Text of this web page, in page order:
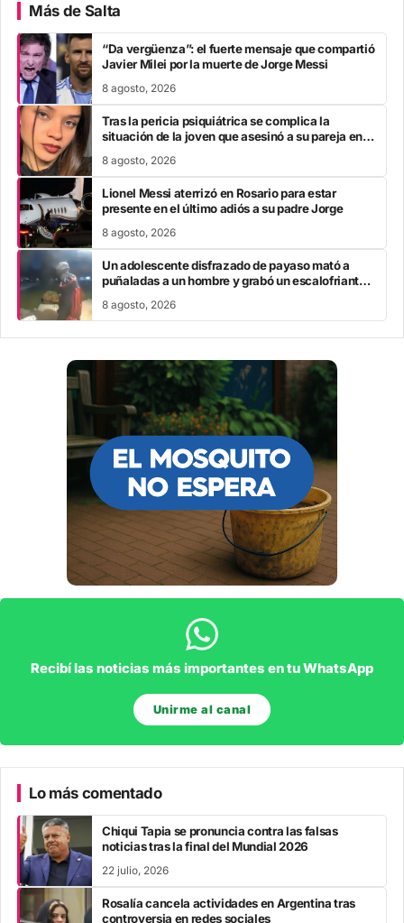
Más de Salta
“Da vergüenza”: el fuerte mensaje que compartió
Javier Milei por la muerte de Jorge Messi
8 agosto, 2026
Tras la pericia psiquiátrica se complica la
situación de la joven que asesinó a su pareja en el
8 agosto, 2026
Lionel Messi aterrizó en Rosario para estar
presente en el último adiós a su padre Jorge
8 agosto, 2026
Un adolescente disfrazado de payaso mató a
puñaladas a un hombre y grabó un escalofriante
8 agosto, 2026
Recibí las noticias más importantes en tu WhatsApp
Unirme al canal
Lo más comentado
Chiqui Tapia se pronuncia contra las falsas
noticias tras la final del Mundial 2026
22 julio, 2026
Rosalía cancela actividades en Argentina tras
controversia en redes sociales